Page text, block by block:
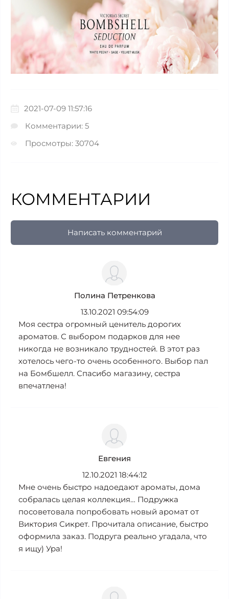
2021-07-09 11:57:16
Комментарии: 5
Просмотры: 30704
КОММЕНТАРИИ
Написать комментарий
Полина Петренкова
13.10.2021 09:54:09
Моя сестра огромный ценитель дорогих
ароматов. С выбором подарков для нее
никогда не возникало трудностей. В этот раз
хотелось чего-то очень особенного. Выбор пал
на Бомбшелл. Спасибо магазину, сестра
впечатлена!
Евгения
12.10.2021 18:44:12
Мне очень быстро надоедают ароматы, дома
собралась целая коллекция… Подружка
посоветовала попробовать новый аромат от
Виктория Сикрет. Прочитала описание, быстро
оформила заказ. Подруга реально угадала, что
я ищу) Ура!